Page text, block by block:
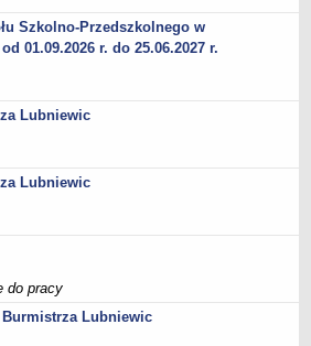
Glisno
w południowo-zachodniej części m.
w rejonie jeziora Lubniewsko
Szkolno-Przedszkolnego w
01.09.2026 r. do 25.06.2027 r.
Lubniewic
Lubniewic
do pracy
Burmistrza Lubniewic